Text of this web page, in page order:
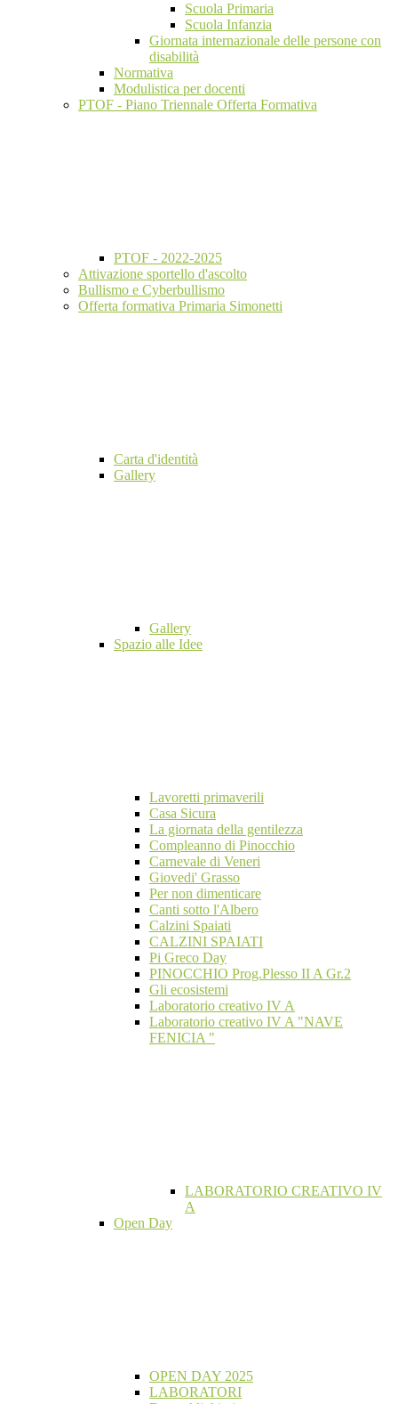
Scuola Primaria
Scuola Infanzia
Giornata internazionale delle persone con
disabilità
Normativa
Modulistica per docenti
PTOF - Piano Triennale Offerta Formativa
PTOF - 2022-2025
Attivazione sportello d'ascolto
Bullismo e Cyberbullismo
Offerta formativa Primaria Simonetti
Carta d'identità
Gallery
Gallery
Spazio alle Idee
Lavoretti primaverili
Casa Sicura
La giornata della gentilezza
Compleanno di Pinocchio
Carnevale di Veneri
Giovedi' Grasso
Per non dimenticare
Canti sotto l'Albero
Calzini Spaiati
CALZINI SPAIATI
Pi Greco Day
PINOCCHIO Prog.Plesso II A Gr.2
Gli ecosistemi
Laboratorio creativo IV A
Laboratorio creativo IV A "NAVE
FENICIA "
LABORATORIO CREATIVO IV
A
Open Day
OPEN DAY 2025
LABORATORI